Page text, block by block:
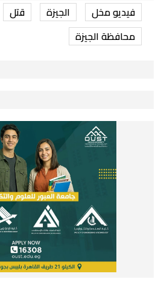
فيديو مخل الجيزة قتل
محافظة الجيزة